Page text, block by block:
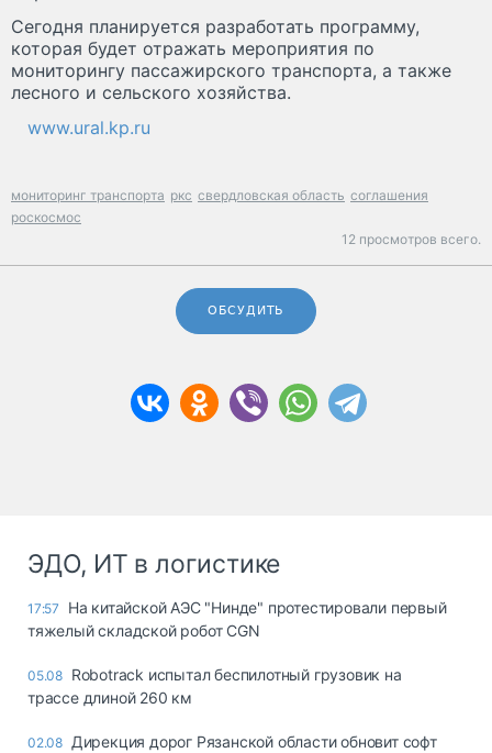
Сегодня планируется разработать программу,
которая будет отражать мероприятия по
мониторингу пассажирского транспорта, а также
лесного и сельского хозяйства.
www.ural.kp.ru
мониторинг транспорта ркс свердловская область соглашения
роскосмос
12 просмотров всего.
ОБСУДИТЬ
ЭДО, ИТ в логистике
17:57
На китайской АЭС "Нинде" протестировали первый
тяжелый складской робот CGN
05.08 Robotrack испытал беспилотный грузовик на
трассе длиной 260 км
02.08 Дирекция дорог Рязанской области обновит софт